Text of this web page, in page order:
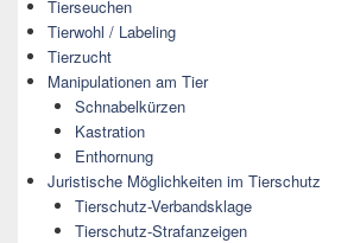
Tierseuchen
Tierwohl / Labeling
Tierzucht
Manipulationen am Tier
Schnabelkürzen
Kastration
Enthornung
Juristische Möglichkeiten im Tierschutz
Tierschutz-Verbandsklage
Tierschutz-Strafanzeigen